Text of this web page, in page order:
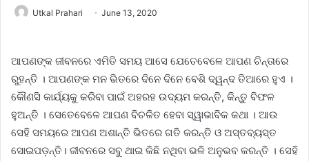
Utkal Prahari June 13, 2020
ଆପଣଙ୍କ ଜୀବନରେ ଏମିତି ସମୟ ଆସେ ଯେତେବେଳେ ଆପଣ ଚିନ୍ତାରେ
ରୁହନ୍ତି । ଆପଣଙ୍କ ମନ ଭିତରେ ଦିନେ ଦିନେ ବେଶି ଦ୍ୱନ୍ଦ ତିଆରେ ହୁଏ ।
କୌଣସି କାର୍ଯ୍ୟକୁ କରିବା ପାଇଁ ଅହରହ ଉଦ୍ୟମ କରନ୍ତି, କିନ୍ତୁ ବିଫଳ
ହୁଅନ୍ତି । ସେତେବେଳେ ଆପଣ ବିଚଳିତ ହେବା ସ୍ୱାଭାବିକ କଥା । ଆଉ
ସେହି ସମୟରେ ଆପଣ ଅଶାନ୍ତି ଭିତରେ ଗତି କରନ୍ତି ଓ ଅସ୍ତବ୍ୟସ୍ତ
ସୋଇପଡ଼ନ୍ତି। ଜୀବନରେ ସବୁ ଥାଇ କିଛି ନଥିବା ଭଳି ଅନୁଭବ କରନ୍ତି । ସେହି